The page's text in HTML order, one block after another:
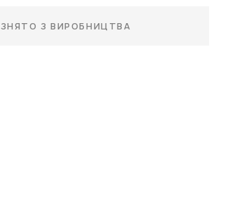
ЗНЯТО З ВИРОБНИЦТВА